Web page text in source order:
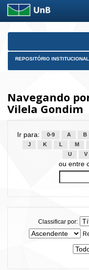
Skip
REPOSITÓRIO
Navegando
Vilela Gondim
Ir para: 0-9 A B
J
K L M
U
V
ou entre
Classificar por: